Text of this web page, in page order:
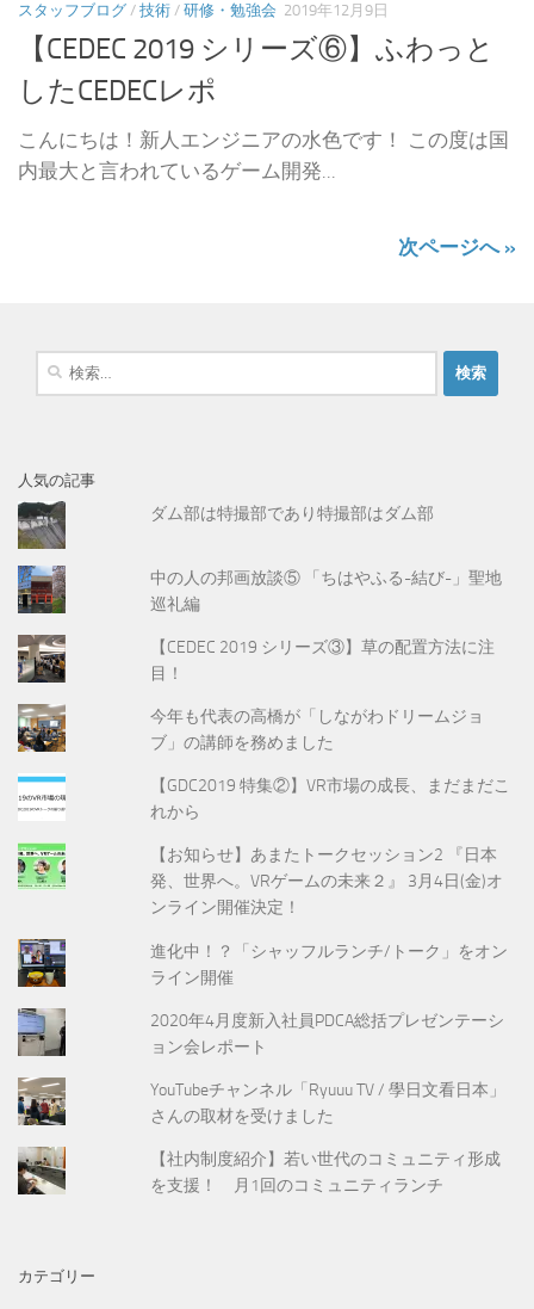
スタッフブログ / 技術 / 研修・勉強会 2019年12月9日
【CEDEC 2019 シリーズ⑥】ふわっと
したCEDECレポ
こんにちは！新人エンジニアの水色です！ この度は国
内最大と言われているゲーム開発...
次ページへ »
人気の記事
ダム部は特撮部であり特撮部はダム部
中の人の邦画放談⑤ 「ちはやふる-結び-」聖地
巡礼編
【CEDEC 2019 シリーズ③】草の配置方法に注
目！
今年も代表の高橋が「しながわドリームジョ
ブ」の講師を務めました
【GDC2019 特集②】VR市場の成長、まだまだこ
れから
【お知らせ】あまたトークセッション2 『日本
発、世界へ。VRゲームの未来２』 3月4日(金)オ
ンライン開催決定！
進化中！？「シャッフルランチ/トーク」をオン
ライン開催
2020年4月度新入社員PDCA総括プレゼンテーシ
ョン会レポート
YouTubeチャンネル「Ryuuu TV / 學日文看日本」
さんの取材を受けました
【社内制度紹介】若い世代のコミュニティ形成
を支援！ 月1回のコミュニティランチ
カテゴリー